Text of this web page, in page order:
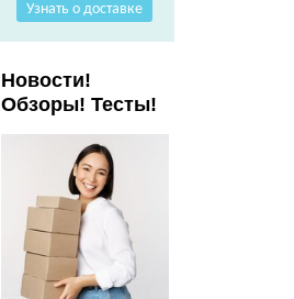
Узнать о доставке
Новости!
Обзоры! Тесты!